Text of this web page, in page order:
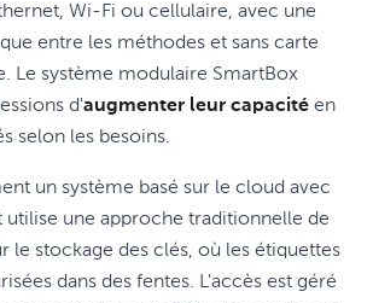
Wi-Fi ou cellulaire, avec une
entre les méthodes et sans carte
Le système modulaire SmartBox
d'augmenter leur capacité en
selon les besoins.
un système basé sur le cloud avec
utilise une approche traditionnelle de
le stockage des clés, où les étiquettes
dans des fentes. L'accès est géré